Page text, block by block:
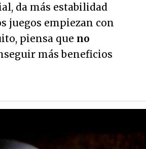
da más estabilidad
juegos empiezan con
piensa que no
más beneficios